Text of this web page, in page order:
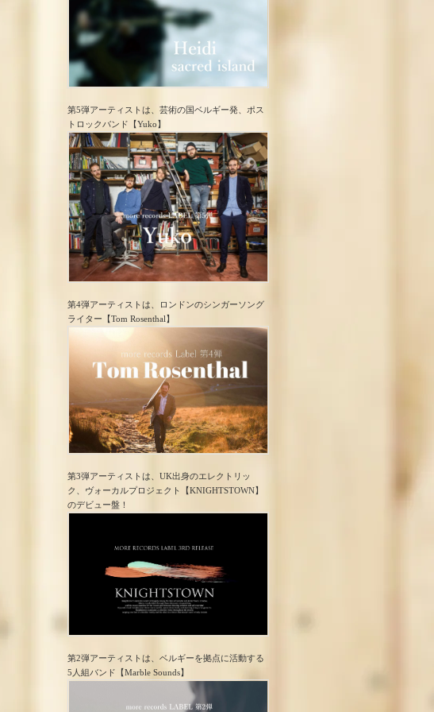
第5弾アーティストは、芸術の国ベルギー発、ポス
トロック​バンド【Yuko】
第4弾アーティストは、ロンドンのシンガーソング
ライター【Tom Rosenthal】
第3弾アーティストは、UK出身のエレクトリッ
ク、ヴォーカルプロジェクト【KNIGHTSTOWN】
のデビュー盤！
第2弾アーティストは、ベルギーを拠点に活動する
5人組バンド【Marble Sounds】